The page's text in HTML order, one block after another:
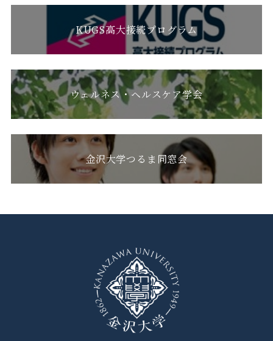
KUGS高大接続プログラム
ウェルネス・ヘルスケア学会
金沢大学つるま同窓会